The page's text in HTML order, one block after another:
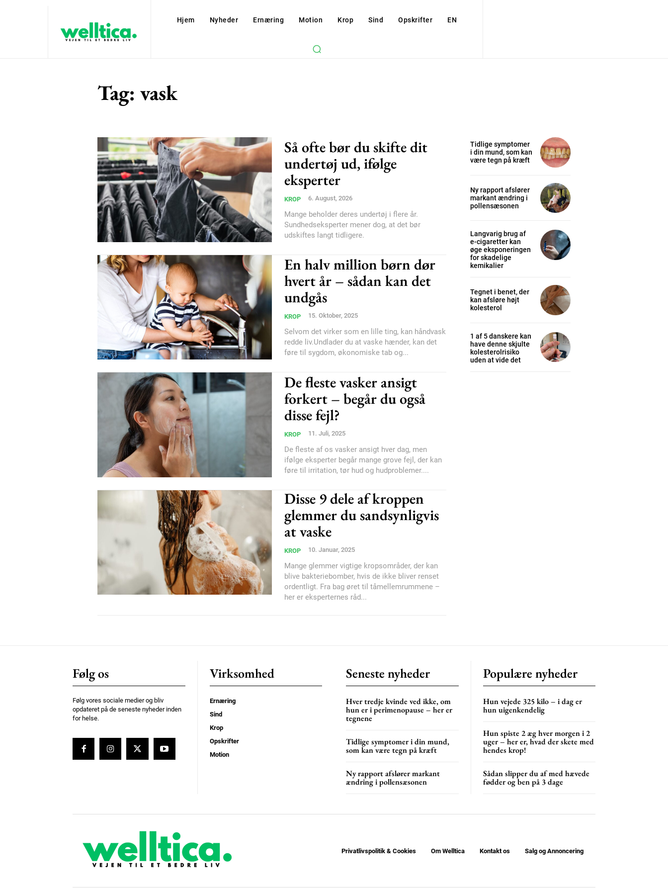
Subscription Plans
Free limited access
Gratis / forever
Etiam est nibh, lobortis sit
Praesent euismod ac
Ut mollis pellentesque tortor
Nullam eu erat condimentum
Donec quis est ac felis
Orci varius natoque dolor
Member full access
Etiam est nibh, lobortis sit
Ut mollis pellentesque tortor
Nullam eu erat condimentum
Donec quis est ac felis
YEARLY PRICING
Hjem Nyheder Ernæring Motion Krop Sind Opskrifter EN
Tag: vask
Så ofte bør du skifte dit
undertøj ud, ifølge
eksperter
KROP 6. August, 2026
Mange beholder deres undertøj i flere år.
Sundhedseksperter mener dog, at det bør
udskiftes langt tidligere.
En halv million børn dør
hvert år – sådan kan det
undgås
KROP 15. Oktober, 2025
Selvom det virker som en lille ting, kan håndvask
redde liv.Undlader du at vaske hænder, kan det
føre til sygdom, økonomiske tab og...
De fleste vasker ansigt
forkert – begår du også
disse fejl?
KROP 11. Juli, 2025
De fleste af os vasker ansigt hver dag, men
ifølge eksperter begår mange grove fejl, der kan
føre til irritation, tør hud og hudproblemer....
Disse 9 dele af kroppen
glemmer du sandsynligvis
at vaske
KROP 10. Januar, 2025
Mange glemmer vigtige kropsområder, der kan
blive bakteriebomber, hvis de ikke bliver renset
ordentligt. Fra bag øret til tåmellemrummene –
her er eksperternes råd...
Tidlige symptomer
i din mund, som kan
være tegn på kræft
Ny rapport afslører
markant ændring i
pollensæsonen
Langvarig brug af
e-cigaretter kan
øge eksponeringen
for skadelige
kemikalier
Tegnet i benet, der
kan afsløre højt
kolesterol
1 af 5 danskere kan
have denne skjulte
kolesterolrisiko
uden at vide det
Følg os
Følg vores sociale medier og bliv
opdateret på de seneste nyheder inden
for helse.
Virksomhed
Ernæring
Sind
Krop
Opskrifter
Motion
Seneste nyheder
Hver tredje kvinde ved ikke, om
hun er i perimenopause – her er
tegnene
Tidlige symptomer i din mund,
som kan være tegn på kræft
Ny rapport afslører markant
ændring i pollensæsonen
Populære nyheder
Hun vejede 325 kilo – i dag er
hun uigenkendelig
Hun spiste 2 æg hver morgen i 2
uger – her er, hvad der skete med
hendes krop!
Sådan slipper du af med hævede
fødder og ben på 3 dage
Privatlivspolitik & Cookies Om Welltica Kontakt os Salg og Annoncering